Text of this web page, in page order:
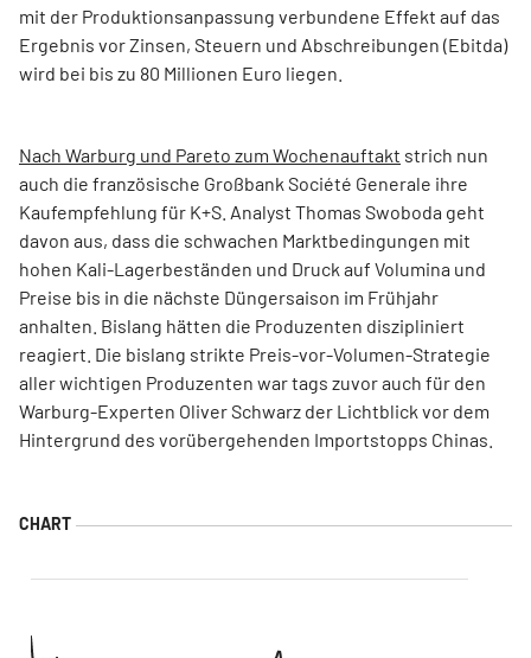
mit der Produktionsanpassung verbundene Effekt auf das
Ergebnis vor Zinsen, Steuern und Abschreibungen (Ebitda)
wird bei bis zu 80 Millionen Euro liegen.
Nach Warburg und Pareto zum Wochenauftakt strich nun
auch die französische Großbank Société Generale ihre
Kaufempfehlung für K+S. Analyst Thomas Swoboda geht
davon aus, dass die schwachen Marktbedingungen mit
hohen Kali-Lagerbeständen und Druck auf Volumina und
Preise bis in die nächste Düngersaison im Frühjahr
anhalten. Bislang hätten die Produzenten diszipliniert
reagiert. Die bislang strikte Preis-vor-Volumen-Strategie
aller wichtigen Produzenten war tags zuvor auch für den
Warburg-Experten Oliver Schwarz der Lichtblick vor dem
Hintergrund des vorübergehenden Importstopps Chinas.